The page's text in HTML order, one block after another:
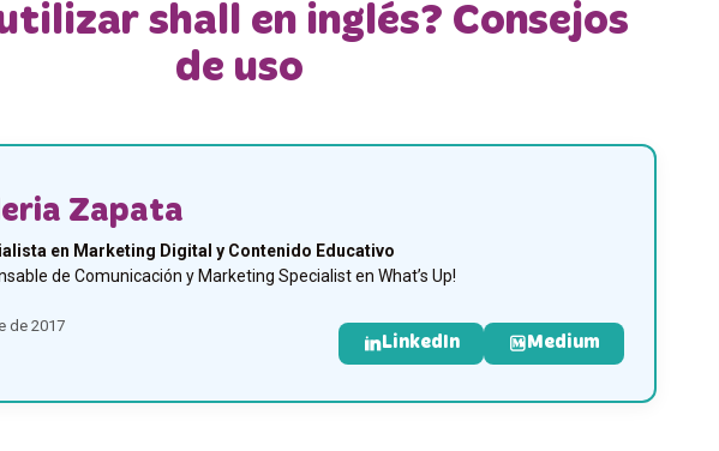
shall en inglés? Consejos
de uso
Zapata
en Marketing Digital y Contenido Educativo
de Comunicación y Marketing Specialist en What’s Up!
de 2017
LinkedIn Medium